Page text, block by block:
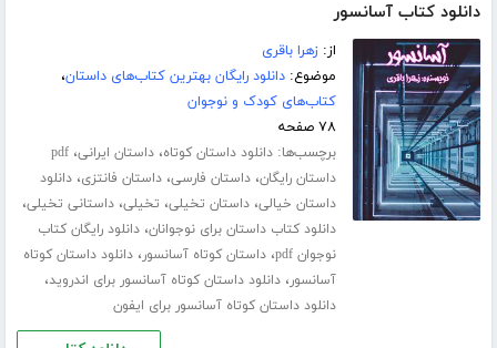
دانلود کتاب آسانسور
از:زهرا باقری
موضوع:دانلود رایگان بهترین کتاب‌های داستان،
کتاب‌های کودک و نوجوان
۷۸ صفحه
برچسب‌ها:دانلود داستان کوتاه،داستان ایرانی،pdf
داستان رایگان،داستان فارسی،داستان فانتزی،دانلود
داستان خیالی،داستان تخیلی، تخیلی،داستانی تخیلی،
دانلود کتاب داستان برای نوجوانان،دانلود رایگان کتاب
نوجوان pdf
،داستان کوتاه آسانسور،دانلود داستان کوتاه
آسانسور،دانلود داستان کوتاه آسانسور برای اندروید،
دانلود داستان کوتاه آسانسور برای ایفون